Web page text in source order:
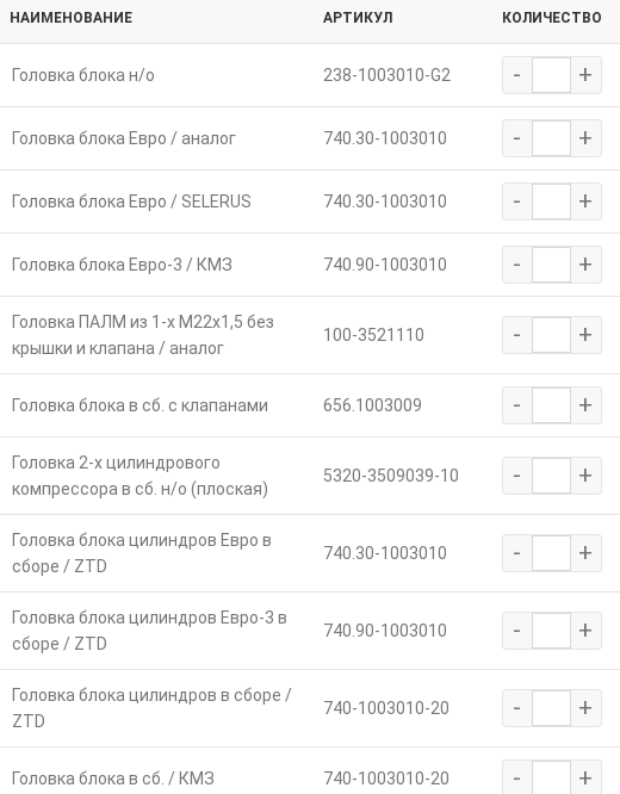
НАИМЕНОВАНИЕ АРТИКУЛ КОЛИЧЕСТВО
Головка блока н/о 238-1003010-G2 - +
Головка блока Евро / аналог 740.30-1003010 - +
Головка блока Евро / SELERUS 740.30-1003010 - +
Головка блока Евро-3 / КМЗ 740.90-1003010 - +
Головка ПАЛМ из 1-х М22х1,5 без
крышки и клапана / аналог
100-3521110 - +
Головка блока в сб. с клапанами 656.1003009 - +
Головка 2-х цилиндрового
компрессора в сб. н/о (плоская)
5320-3509039-10 - +
Головка блока цилиндров Евро в
сборе / ZTD
740.30-1003010 - +
Головка блока цилиндров Евро-3 в
сборе / ZTD
740.90-1003010 - +
Головка блока цилиндров в сборе /
ZTD
740-1003010-20 - +
Головка блока в сб. / КМЗ 740-1003010-20 - +